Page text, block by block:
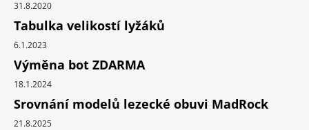
31.8.2020
Tabulka velikostí lyžáků
6.1.2023
Výměna bot ZDARMA
18.1.2024
Srovnání modelů lezecké obuvi MadRock
21.8.2025